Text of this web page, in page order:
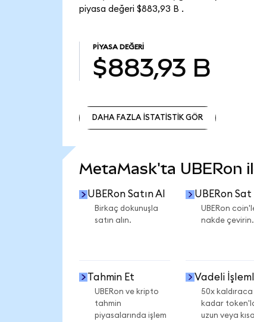
piyasa değeri $883,93 B .
PIYASA DEĞERI
$883,93 B
DAHA FAZLA İSTATİSTİK GÖR
MetaMask'ta UBERon
UBERon Satın Al
Birkaç dokunuşla
satın alın.
UBERon Sat
UBERon
nakde çevirin.
Tahmin Et
UBERon ve kripto
tahmin
piyasalarında işlem
Vadeli
50x kaldıraca
kadar
uzun veya kısa